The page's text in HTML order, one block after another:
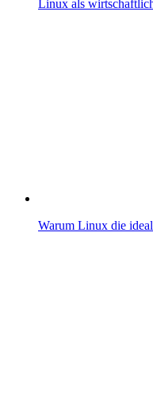
Linux als
Warum Linux die